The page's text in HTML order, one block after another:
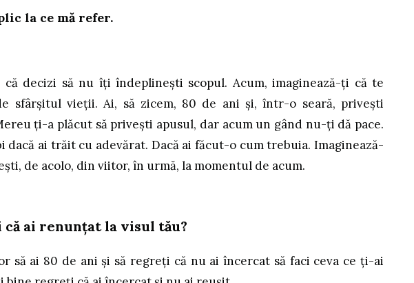
la ce mă refer.
că decizi să nu îți îndeplinești scopul. Acum, imaginează-ți că te
sfârșitul vieții. Ai, să zicem, 80 de ani și, într-o seară, privești
ți-a plăcut să privești apusul, dar acum un gând nu-ți dă pace.
dacă ai trăit cu adevărat. Dacă ai făcut-o cum trebuia. Imaginează-
de acolo, din viitor, în urmă, la momentul de acum.
că ai renunțat la visul tău?
să ai 80 de ani și să regreți că nu ai încercat să faci ceva ce ți-ai